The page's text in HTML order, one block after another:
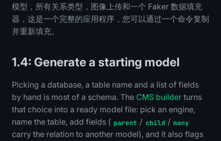
模型，所有关系类型，图像上传和一个 Faker 数据填充
器，这是一个完整的应用程序，您可以通过一个命令复制
并重新填充。
1.4: Generate a starting model
Picking a database, a table name and a list of fields
by hand is most of a schema. The CMS builder turns
that choice into a ready model file: pick an engine,
name the table, add fields ( parent / child / many
carry the relation to another model), and it also flags